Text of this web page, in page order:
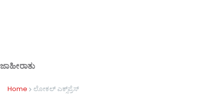
ಜಾಹೀರಾತು
Home ಲೋಕಲ್ ಎಕ್ಸ್‌ಪ್ರೆಸ್‌